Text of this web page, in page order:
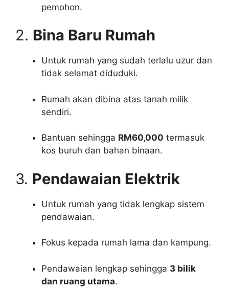
pemohon.
2. Bina Baru Rumah
Untuk rumah yang sudah terlalu uzur dan
tidak selamat diduduki.
Rumah akan dibina atas tanah milik
sendiri.
Bantuan sehingga RM60,000 termasuk
kos buruh dan bahan binaan.
3. Pendawaian Elektrik
Untuk rumah yang tidak lengkap sistem
pendawaian.
Fokus kepada rumah lama dan kampung.
Pendawaian lengkap sehingga 3 bilik
dan ruang utama.